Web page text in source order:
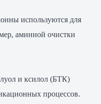
используются для
аминной очистки
и ксилол (БТК)
процессов.